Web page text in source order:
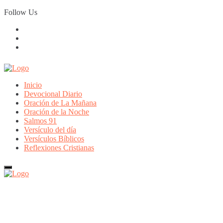
Skip
to
Follow Us
Inicio
Devocional Diario
Oración de La Mañana
Oración de la Noche
Salmos 91
Versículo del día
Versículos Bíblicos
Reflexiones Cristianas